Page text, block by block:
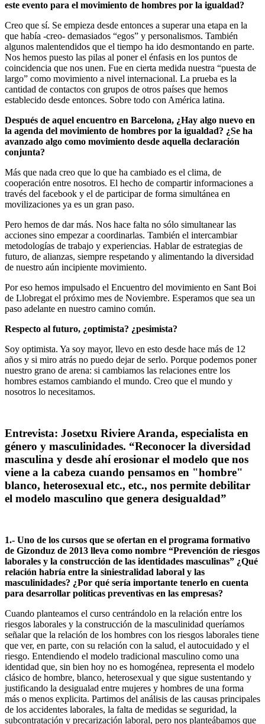
este evento para el movimiento de hombres por la igualdad?
Creo que sí. Se empieza desde entonces a superar una etapa en la
que había -creo- demasiados “egos” y personalismos. También
algunos malentendidos que el tiempo ha ido desmontando en parte.
Nos hemos puesto las pilas al poner el énfasis en los puntos de
coincidencia que nos unen. Fue en cierta medida nuestra “puesta de
largo” como movimiento a nivel internacional. La prueba es la
cantidad de contactos con grupos de otros países que hemos
establecido desde entonces. Sobre todo con América latina.
Después de aquel encuentro en Barcelona, ¿Hay algo nuevo en
la agenda del movimiento de hombres por la igualdad? ¿Se ha
avanzado algo como movimiento desde aquella declaración
conjunta?
Más que nada creo que lo que ha cambiado es el clima, de
cooperación entre nosotros. El hecho de compartir informaciones a
través del facebook y el de participar de forma simultánea en
movilizaciones ya es un gran paso.
Pero hemos de dar más. Nos hace falta no sólo simultanear las
acciones sino empezar a coordinarlas. También el intercambiar
metodologías de trabajo y experiencias. Hablar de estrategias de
futuro, de alianzas, siempre respetando y alimentando la diversidad
de nuestro aún incipiente movimiento.
Por eso hemos impulsado el Encuentro del movimiento en Sant Boi
de Llobregat el próximo mes de Noviembre. Esperamos que sea un
paso adelante en nuestro camino común.
Respecto al futuro, ¿optimista? ¿pesimista?
Soy optimista. Ya soy mayor, llevo en esto desde hace más de 12
años y si miro atrás no puedo dejar de serlo. Porque podemos poner
nuestro grano de arena: si cambiamos las relaciones entre los
hombres estamos cambiando el mundo. Creo que el mundo y
nosotros lo necesitamos.
Entrevista: Josetxu Riviere Aranda, especialista en
género y masculinidades. “Reconocer la diversidad
masculina y desde ahí erosionar el modelo que nos
viene a la cabeza cuando pensamos en "hombre"
blanco, heterosexual etc., etc., nos permite debilitar
el modelo masculino que genera desigualdad”
1.- Uno de los cursos que se ofertan en el programa formativo
de Gizonduz de 2013 lleva como nombre “Prevención de riesgos
laborales y la construcción de las identidades masculinas” ¿Qué
relación habría entre la siniestralidad laboral y las
masculinidades? ¿Por qué sería importante tenerlo en cuenta
para desarrollar políticas preventivas en las empresas?
Cuando planteamos el curso centrándolo en la relación entre los
riesgos laborales y la construcción de la masculinidad queríamos
señalar que la relación de los hombres con los riesgos laborales tiene
que ver, en parte, con su relación con la salud, el autocuidado y el
riesgo. Entendiendo el modelo tradicional masculino como una
identidad que, sin bien hoy no es homogénea, representa el modelo
clásico de hombre, blanco, heterosexual y que sigue sustentando y
justificando la desigualad entre mujeres y hombres de una forma
más o menos explicita. Partimos del análisis de las causas principales
de los accidentes laborales, la falta de medidas se seguridad, la
subcontratación y precarización laboral, pero nos planteábamos que